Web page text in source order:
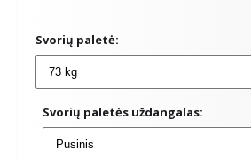
Svorių paletė:
Svorių paletės uždangalas: